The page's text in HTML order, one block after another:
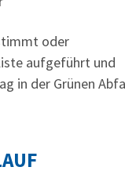
oder
aufgeführt und
in der Grünen